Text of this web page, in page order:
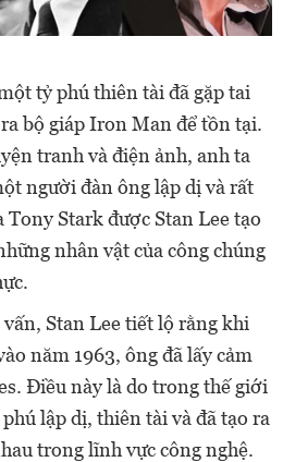
tỷ phú thiên tài đã gặp tai
bộ giáp Iron Man để tồn tại.
tranh và điện ảnh, anh ta
người đàn ông lập dị và rất
Tony Stark được Stan Lee tạo
nhân vật của công chúng
Stan Lee tiết lộ rằng khi
năm 1963, ông đã lấy cảm
Điều này là do trong thế giới
lập dị, thiên tài và đã tạo ra
trong lĩnh vực công nghệ.